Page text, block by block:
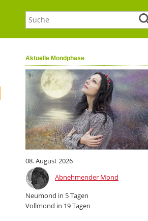
Aktuelle Mondphase
08. August 2026
Abnehmender Mond
Neumond in 5 Tagen
Vollmond in 19 Tagen